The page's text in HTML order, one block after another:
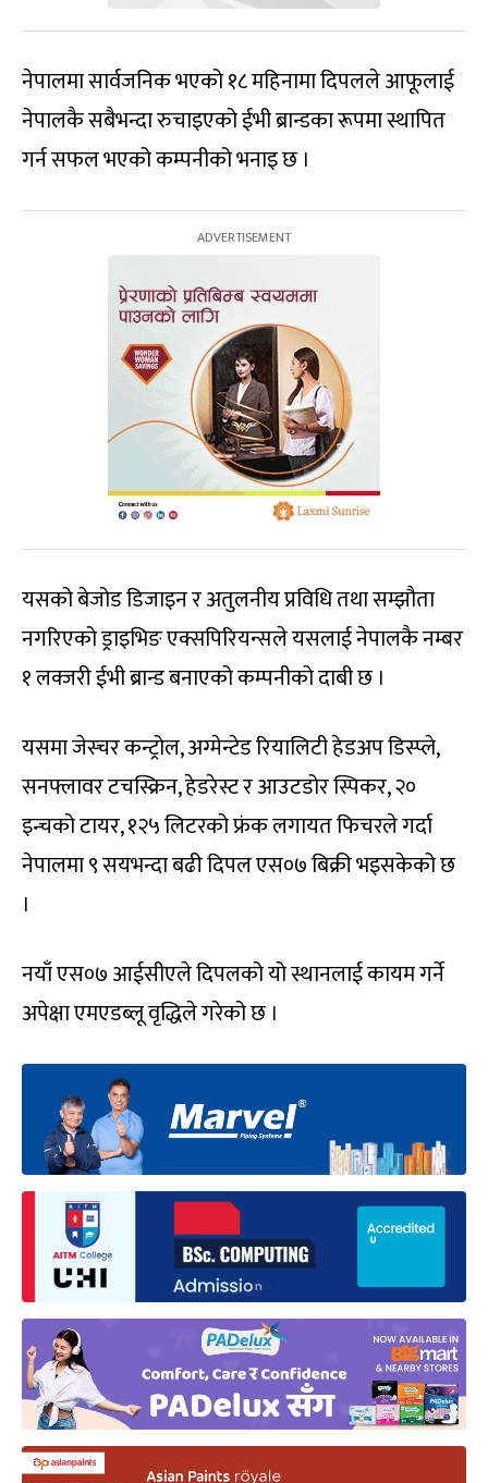
नेपालमा सार्वजनिक भएको १८ महिनामा दिपलले आफूलाई
नेपालकै सबैभन्दा रुचाइएको ईभी ब्रान्डका रूपमा स्थापित
गर्न सफल भएको कम्पनीको भनाइ छ ।
यसको बेजोड डिजाइन र अतुलनीय प्रविधि तथा सम्झौता
नगरिएको ड्राइभिङ एक्सपिरियन्सले यसलाई नेपालकै नम्बर
१ लक्जरी ईभी ब्रान्ड बनाएको कम्पनीको दाबी छ ।
यसमा जेस्चर कन्ट्रोल, अग्मेन्टेड रियालिटी हेडअप डिस्प्ले,
सनफ्लावर टचस्क्रिन, हेडरेस्ट र आउटडोर स्पिकर, २०
इन्चको टायर, १२५ लिटरको फ्रंक लगायत फिचरले गर्दा
नेपालमा ९ सयभन्दा बढी दिपल एस०७ बिक्री भइसकेको छ
।
नयाँ एस०७ आईसीएले दिपलको यो स्थानलाई कायम गर्ने
अपेक्षा एमएडब्लू वृद्धिले गरेको छ ।